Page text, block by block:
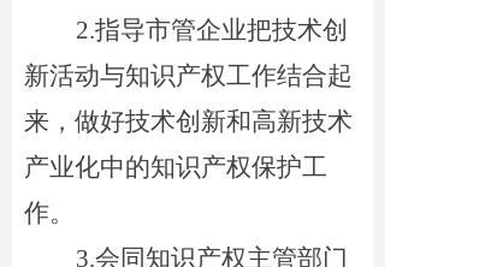
2.指导市管企业把技术创
新活动与知识产权工作结合起
来，做好技术创新和高新技术
产业化中的知识产权保护工
作。
3.会同知识产权主管部门